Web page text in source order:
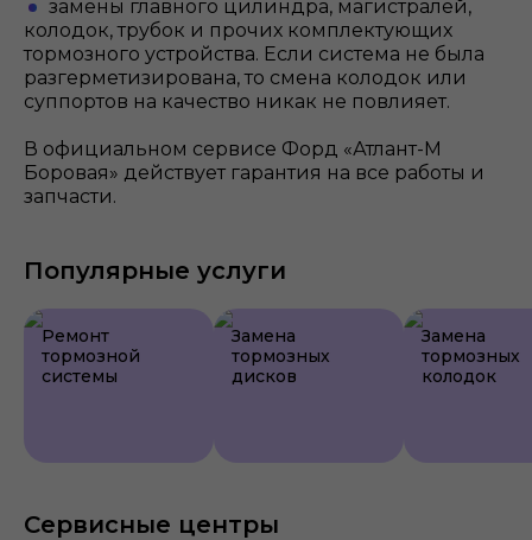
замены главного цилиндра, магистралей,
колодок, трубок и прочих комплектующих
тормозного устройства. Если система не была
разгерметизирована, то смена колодок или
суппортов на качество никак не повлияет.
В официальном сервисе Форд «Атлант-М
Боровая» действует гарантия на все работы и
запчасти.
Популярные услуги
Ремонт
тормозной
системы
Замена
тормозных
дисков
Замена
тормозных
колодок
Сервисные центры